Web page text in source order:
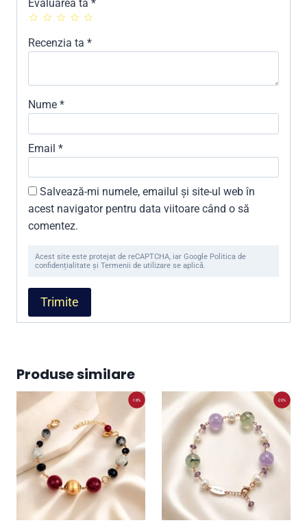
Evaluarea ta *
Recenzia ta *
Nume *
Email *
Salvează-mi numele, emailul și site-ul web în
acest navigator pentru data viitoare când o să
comentez.
Acest site este protejat de reCAPTCHA, iar Google Politica de
confidențialitate și Termenii de utilizare se aplică.
Produse similare
-18% -20%